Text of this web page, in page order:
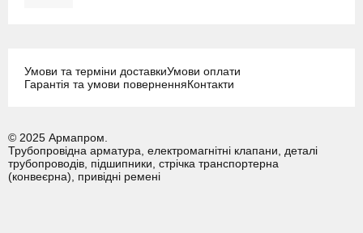
Умови та терміни доставкиУмови оплати
Гарантія та умови поверненняКонтакти
© 2025 Армапром.
Трубопровідна арматура, електромагнітні клапани, деталі
трубопроводів, підшипники, стрічка транспортерна
(конвеєрна), привідні ремені